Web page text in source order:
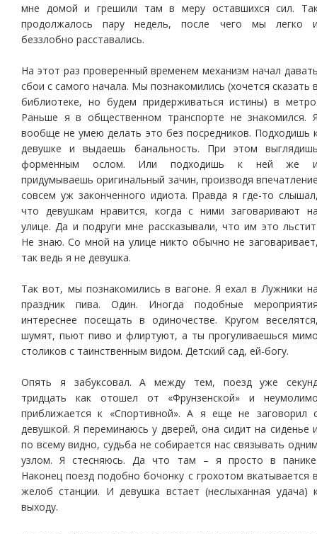
мне домой и грешили там в меру оставшихся сил.
продолжалось пару недель, после чего мы легко
беззлобно расставались.
На этот раз проверенный временем механизм начал
сбои с самого начала. Мы познакомились (хочется сказать
библиотеке, но будем придерживаться истины) в
Раньше я в общественном транспорте не знакомился.
вообще не умею делать это без посредников. Подходишь
девушке и выдаешь банальность. При этом
форменным ослом. Или подходишь к ней же
придумываешь оригинальный зачин, производя
совсем уж законченного идиота. Правда я где-то
что девушкам нравится, когда с ними заговаривают
улице. Да и подруги мне рассказывали, что им это
Не знаю. Со мной на улице никто обычно не
так ведь я не девушка.
Так вот, мы познакомились в вагоне. Я ехал в Лужники
праздник пива. Один. Иногда подобные
интереснее посещать в одиночестве. Кругом
шумят, пьют пиво и флиртуют, а ты прогуливаешься
столиков с таинственным видом. Детский сад, ей-богу.
Опять я забуксовал. А между тем, поезд уже
тридцать как отошел от «Фрунзенской» и
приближается к «Спортивной». А я еще не заговорил
девушкой. Я переминаюсь у дверей, она сидит на сиденье
по всему видно, судьба не собирается нас связывать
узлом. Я стесняюсь. Да что там – я просто в
Наконец поезд подобно бочонку с грохотом вкатывается
желоб станции. И девушка встает (неслыханная удача)
выходу.